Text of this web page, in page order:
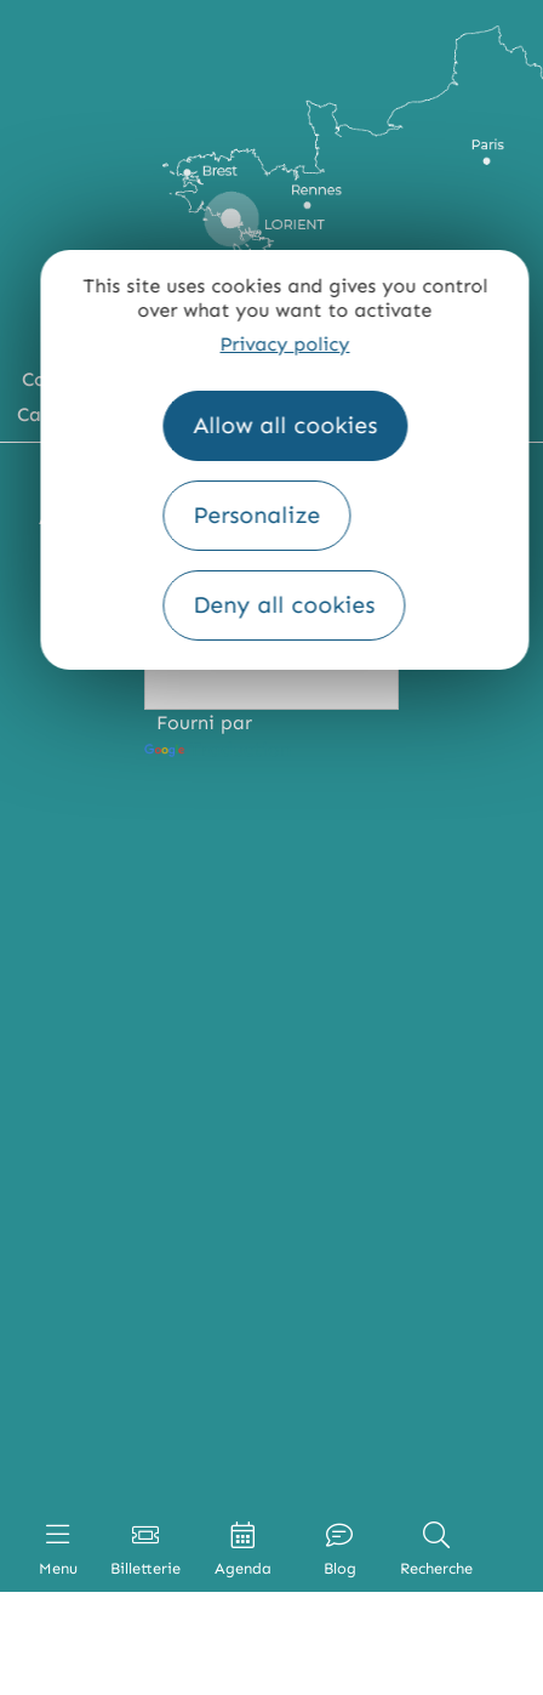
This site uses cookies and gives you control
over what you want to activate
Privacy policy
Allow all cookies
Personalize
Deny all cookies
Menu Billetterie Agenda Blog Recherche
Comment venir ?
Carte du territoire
ACCESSIBILITÉ : NON CONFORME
Fourni par